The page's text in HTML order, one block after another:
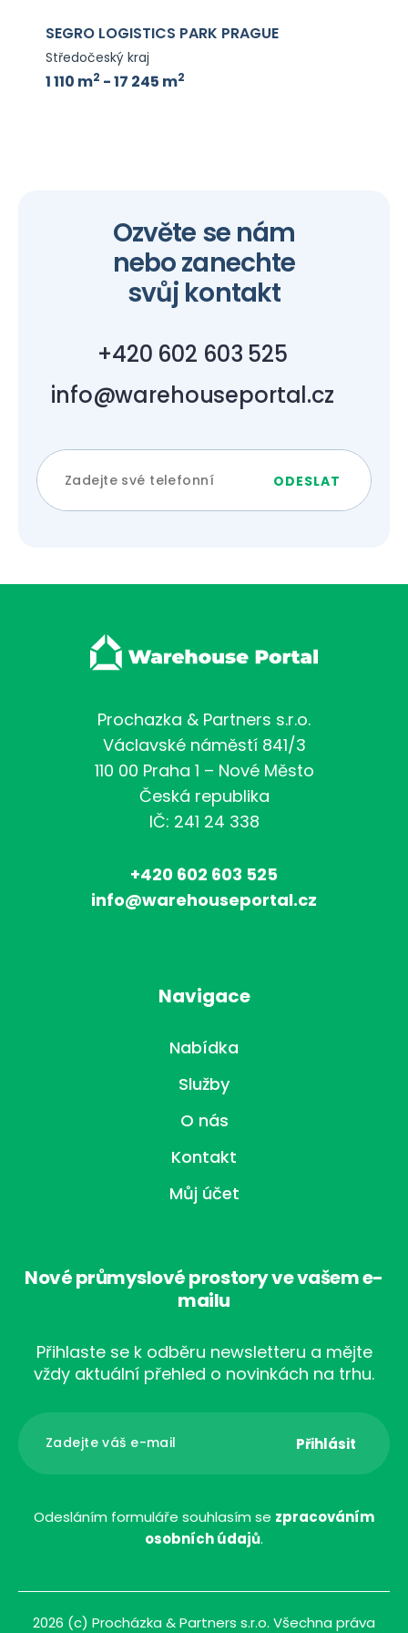
SEGRO LOGISTICS PARK PRAGUE
Středočeský kraj
1 110 m2 - 17 245 m2
Ozvěte se nám
nebo zanechte
svůj kontakt
+420 602 603 525
info@warehouseportal.cz
Prochazka & Partners s.r.o.
Václavské náměstí 841/3
110 00 Praha 1 – Nové Město
Česká republika
IČ: 241 24 338
+420 602 603 525
info@warehouseportal.cz
Navigace
Nabídka
Služby
O nás
Kontakt
Můj účet
Nové průmyslové prostory ve vašem e-
mailu
Přihlaste se k odběru newsletteru a mějte
vždy aktuální přehled o novinkách na trhu.
Odesláním formuláře souhlasím se zpracováním
osobních údajů.
2026 (c) Procházka & Partners s.r.o. Všechna práva